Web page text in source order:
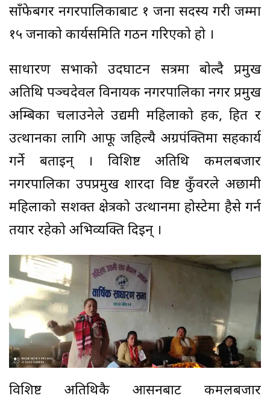
साँफेबगर नगरपालिकाबाट १ जना सदस्य गरी जम्मा
१५ जनाको कार्यसमिति गठन गरिएको हो ।
साधारण सभाको उदघाटन सत्रमा बोल्दै प्रमुख
अतिथि पञ्चदेवल विनायक नगरपालिका नगर प्रमुख
अम्बिका चलाउनेले उद्यमी महिलाको हक, हित र
उत्थानका लागि आफू जहिल्यै अग्रपंक्तिमा सहकार्य
गर्ने बताइन् । विशिष्ट अतिथि कमलबजार
नगरपालिका उपप्रमुख शारदा विष्ट कुँवरले अछामी
महिलाको सशक्त क्षेत्रको उत्थानमा होस्टेमा हैसे गर्न
तयार रहेको अभिव्यक्ति दिइन् ।
विशिष्ट अतिथिकै आसनबाट कमलबजार